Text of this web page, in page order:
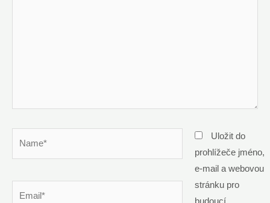
Uložit do
prohlížeče jméno,
e-mail a webovou
stránku pro